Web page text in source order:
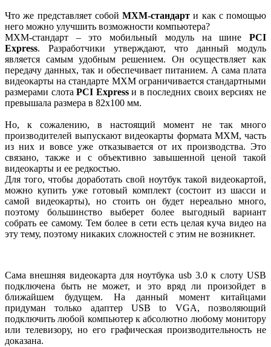
Что же представляет собой MXM-стандарт и как с помощью
него можно улучшить возможности компьютера?
MXM-стандарт – это мобильный модуль на шине PCI
Express. Разработчики утверждают, что данный модуль
является самым удобным решением. Он осуществляет как
передачу данных, так и обеспечивает питанием. А сама плата
видеокарты на стандарте MXM ограничивается стандартными
размерами слотаPCI Expressи в последних своих версиях не
превышала размера в 82х100 мм.
Но, к сожалению, в настоящий момент не так много
производителей выпускают видеокарты формата MXM, часть
из них и вовсе уже отказывается от их производства. Это
связано, также и с объективно завышенной ценой такой
видеокарты и ее редкостью.
Для того, чтобы доработать свой ноутбук такой видеокартой,
можно купить уже готовый комплект (состоит из шасси и
самой видеокарты), но стоить он будет нереально много,
поэтому большинство выберет более выгодный вариант
собрать ее самому. Тем более в сети есть целая куча видео на
эту тему, поэтому никаких сложностей с этим не возникнет.
Сама внешняя видеокарта для ноутбука usb 3.0 к слоту USB
подключена быть не может, и это вряд ли произойдет в
ближайшем будущем. На данный момент китайцами
придуман только адаптер USB to VGA, позволяющий
подключить любой компьютер к абсолютно любому монитору
или телевизору, но его графическая производительность не
доказана.